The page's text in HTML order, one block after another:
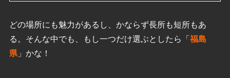
どの場所にも魅力があるし、かならず長所も短所もあ
る。そんな中でも、もし一つだけ選ぶとしたら「 福島
県」かな！